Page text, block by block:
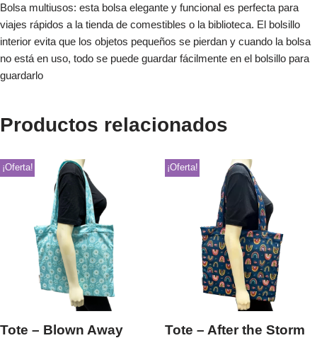
Bolsa multiusos: esta bolsa elegante y funcional es perfecta para
viajes rápidos a la tienda de comestibles o la biblioteca. El bolsillo
interior evita que los objetos pequeños se pierdan y cuando la bolsa
no está en uso, todo se puede guardar fácilmente en el bolsillo para
guardarlo
Productos relacionados
¡Oferta!
Tote – Blown Away
¡Oferta!
Tote – After the Storm